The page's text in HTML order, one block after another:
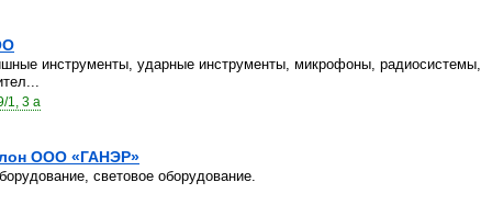
инструменты, ударные инструменты, микрофоны, радиосистемы,
1, 3 а
ООО «ГАНЭР»
световое оборудование.